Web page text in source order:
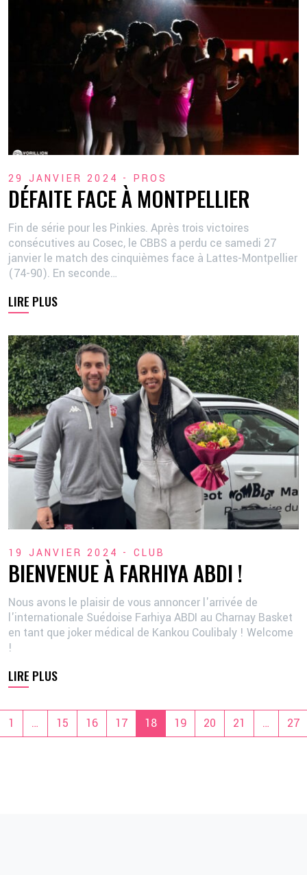
29 JANVIER 2024 - PROS
DÉFAITE FACE À MONTPELLIER
Fin de série pour les Pinkies. Après trois victoires
consécutives au Cosec, le CBBS a perdu ce samedi 27
janvier le match des cinquièmes face à Lattes-Montpellier
(74-90). En seconde…
LIRE PLUS
19 JANVIER 2024 - CLUB
BIENVENUE À FARHIYA ABDI !
Nous avons le plaisir de vous annoncer l'arrivée de
l'internationale Suédoise Farhiya ABDI au Charnay Basket
en tant que joker médical de Kankou Coulibaly ! Welcome
!
LIRE PLUS
1 … 15 16 17 18 19 20 21 … 27